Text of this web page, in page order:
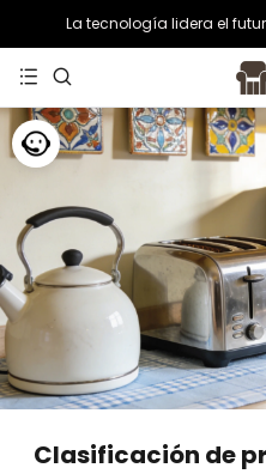
La tecnología lidera el
Clasificación de